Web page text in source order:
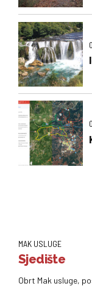
MAK USLUGE
Sjedište
Obrt Mak usluge,